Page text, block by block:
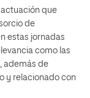
que
de
estas jornadas
como las
, además de
y relacionado con